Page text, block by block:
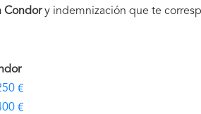
Condory indemnización que te
€
€